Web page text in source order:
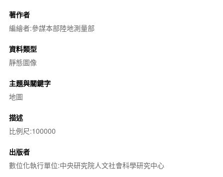
著作者
編繪者:參謀本部陸地測量部
資料類型
靜態圖像
主題與關鍵字
地圖
描述
比例尺:100000
出版者
數位化執行單位:中央研究院人文社會科學研究中心